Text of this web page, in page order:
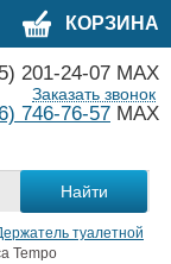
КОРЗИНА
201-24-07 MAX
746-76-57 MAX
Заказать звонок
туалетной
Tempo